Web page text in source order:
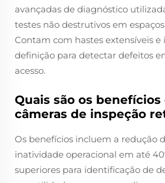
avançadas de diagnóstico
testes não destrutivos em
Contam com hastes extensíveis e
definição para detectar defeitos
acesso.
Quais são os benefícios
câmeras de inspeção
Os benefícios incluem a redução
inatividade operacional em até
superiores para identificação de